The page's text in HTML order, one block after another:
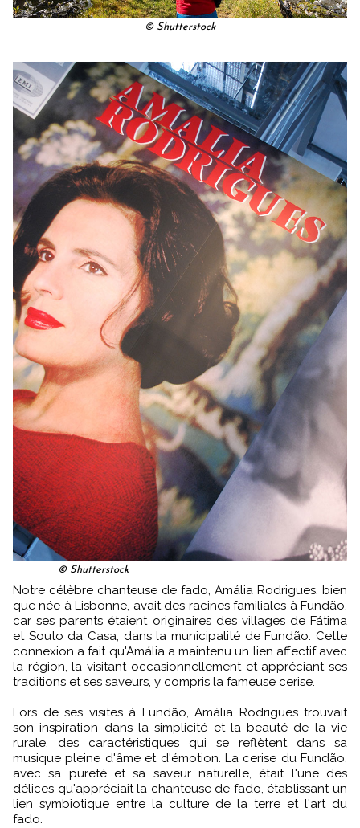
© Shutterstock
© Shutterstock
Notre célèbre chanteuse de fado, Amália Rodrigues, bien
que née à Lisbonne, avait des racines familiales à Fundão,
car ses parents étaient originaires des villages de Fátima
et Souto da Casa, dans la municipalité de Fundão. Cette
connexion a fait qu'Amália a maintenu un lien affectif avec
la région, la visitant occasionnellement et appréciant ses
traditions et ses saveurs, y compris la fameuse cerise.
Lors de ses visites à Fundão, Amália Rodrigues trouvait
son inspiration dans la simplicité et la beauté de la vie
rurale, des caractéristiques qui se reflètent dans sa
musique pleine d'âme et d'émotion. La cerise du Fundão,
avec sa pureté et sa saveur naturelle, était l'une des
délices qu'appréciait la chanteuse de fado, établissant un
lien symbiotique entre la culture de la terre et l'art du
fado.